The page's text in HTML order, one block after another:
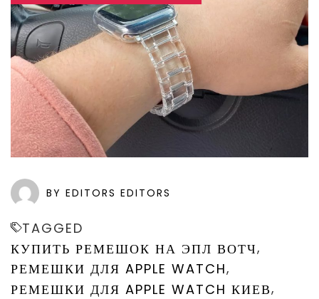
BY EDITORS EDITORS
TAGGED
КУПИТЬ РЕМЕШОК НА ЭПЛ ВОТЧ,
РЕМЕШКИ ДЛЯ APPLE WATCH,
РЕМЕШКИ ДЛЯ APPLE WATCH КИЕВ,